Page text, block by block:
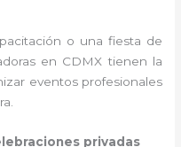
o una fiesta de
en CDMX tienen la
eventos profesionales
privadas